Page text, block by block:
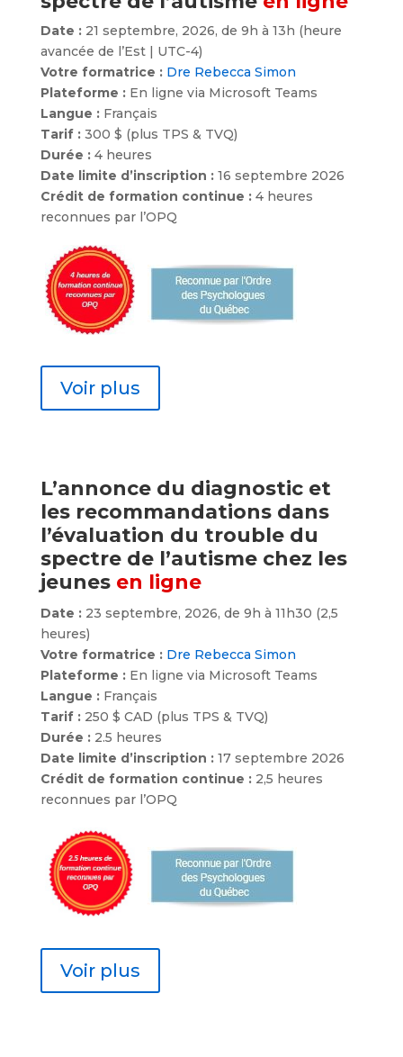
Date :21 septembre, 2026, de 9h à 13h (heure
avancée de l’Est | UTC-4)
Votre formatrice : Dre Rebecca Simon
Plateforme :En ligne via Microsoft Teams
Langue :Français
Tarif :300 $ (plus TPS & TVQ)
Durée :4 heures
Date limite d’inscription :16 septembre 2026
Crédit de formation continue :4 heures
reconnues par l’OPQ
Voir plus
L’annonce du diagnostic et
les recommandations dans
l’évaluation du trouble du
spectre de l’autisme chez les
jeunes en ligne
Date : 23 septembre, 2026, de 9h à 11h30 (2,5
heures)
Votre formatrice : Dre Rebecca Simon
Plateforme :En ligne via Microsoft Teams
Langue :Français
Tarif :250 $ CAD (plus TPS & TVQ)
Durée :2.5 heures
Date limite d’inscription :17 septembre 2026
Crédit de formation continue :2,5 heures
reconnues par l’OPQ
Voir plus